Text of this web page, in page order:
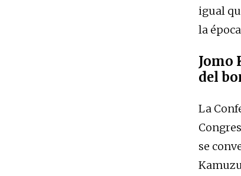
igual
la
Jomo
del
La
se